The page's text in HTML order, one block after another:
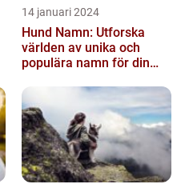
14 januari 2024
Hund Namn: Utforska
världen av unika och
populära namn för din